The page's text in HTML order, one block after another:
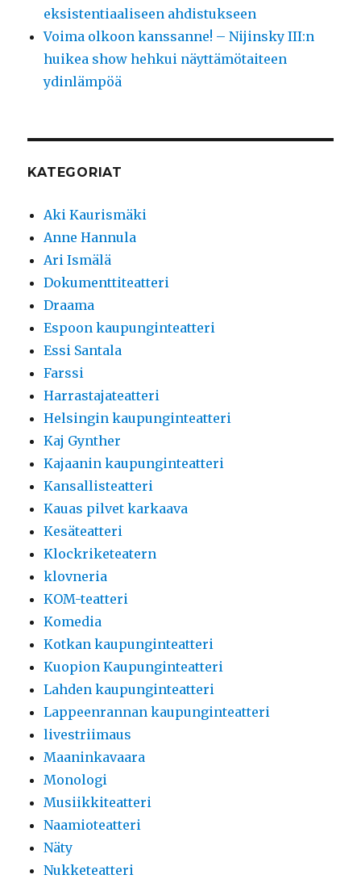
eksistentiaaliseen ahdistukseen
Voima olkoon kanssanne! – Nijinsky III:n
huikea show hehkui näyttämötaiteen
ydinlämpöä
KATEGORIAT
Aki Kaurismäki
Anne Hannula
Ari Ismälä
Dokumenttiteatteri
Draama
Espoon kaupunginteatteri
Essi Santala
Farssi
Harrastajateatteri
Helsingin kaupunginteatteri
Kaj Gynther
Kajaanin kaupunginteatteri
Kansallisteatteri
Kauas pilvet karkaava
Kesäteatteri
Klockriketeatern
klovneria
KOM-teatteri
Komedia
Kotkan kaupunginteatteri
Kuopion Kaupunginteatteri
Lahden kaupunginteatteri
Lappeenrannan kaupunginteatteri
livestriimaus
Maaninkavaara
Monologi
Musiikkiteatteri
Naamioteatteri
Näty
Nukketeatteri